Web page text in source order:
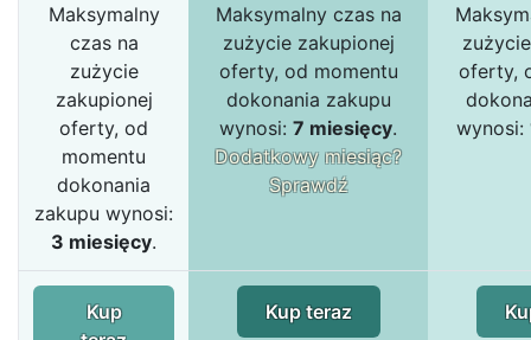
Maksymalny
czas na
zużycie
zakupionej
oferty, od
momentu
dokonania
zakupu wynosi:
3 miesięcy.
Maksymalny czas na
zużycie zakupionej
oferty, od momentu
dokonania zakupu
wynosi: 7 miesięcy.
Dodatkowy miesiąc?
Sprawdź
oferty,
wynosi:
Kup
Kup teraz